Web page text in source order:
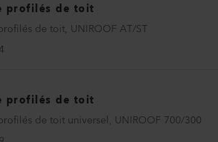
profilés de toit
de toit, UNIROOF AT/ST
profilés de toit
de toit universel, UNIROOF 700/300